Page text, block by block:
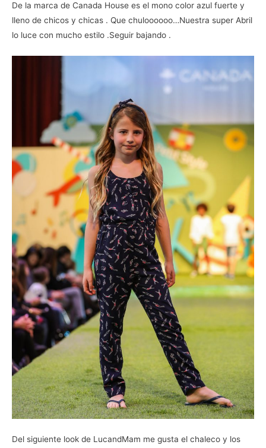
De la marca de Canada House es el mono color azul fuerte y
lleno de chicos y chicas . Que chuloooooo…Nuestra super Abril
lo luce con mucho estilo .Seguir bajando .
Del siguiente look de LucandMam me gusta el chaleco y los